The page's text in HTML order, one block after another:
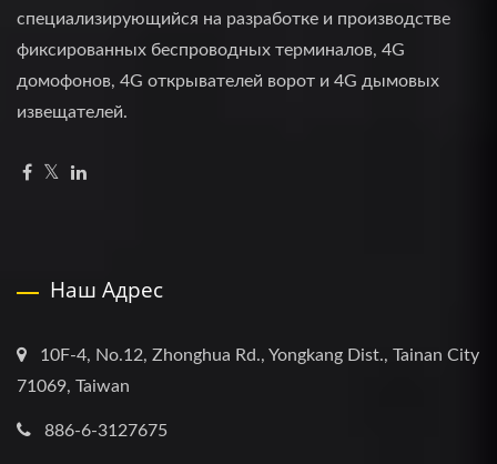
специализирующийся на разработке и производстве
фиксированных беспроводных терминалов, 4G
домофонов, 4G открывателей ворот и 4G дымовых
извещателей.
Наш Адрес
10F-4, No.12, Zhonghua Rd., Yongkang Dist., Tainan City
71069, Taiwan
886-6-3127675